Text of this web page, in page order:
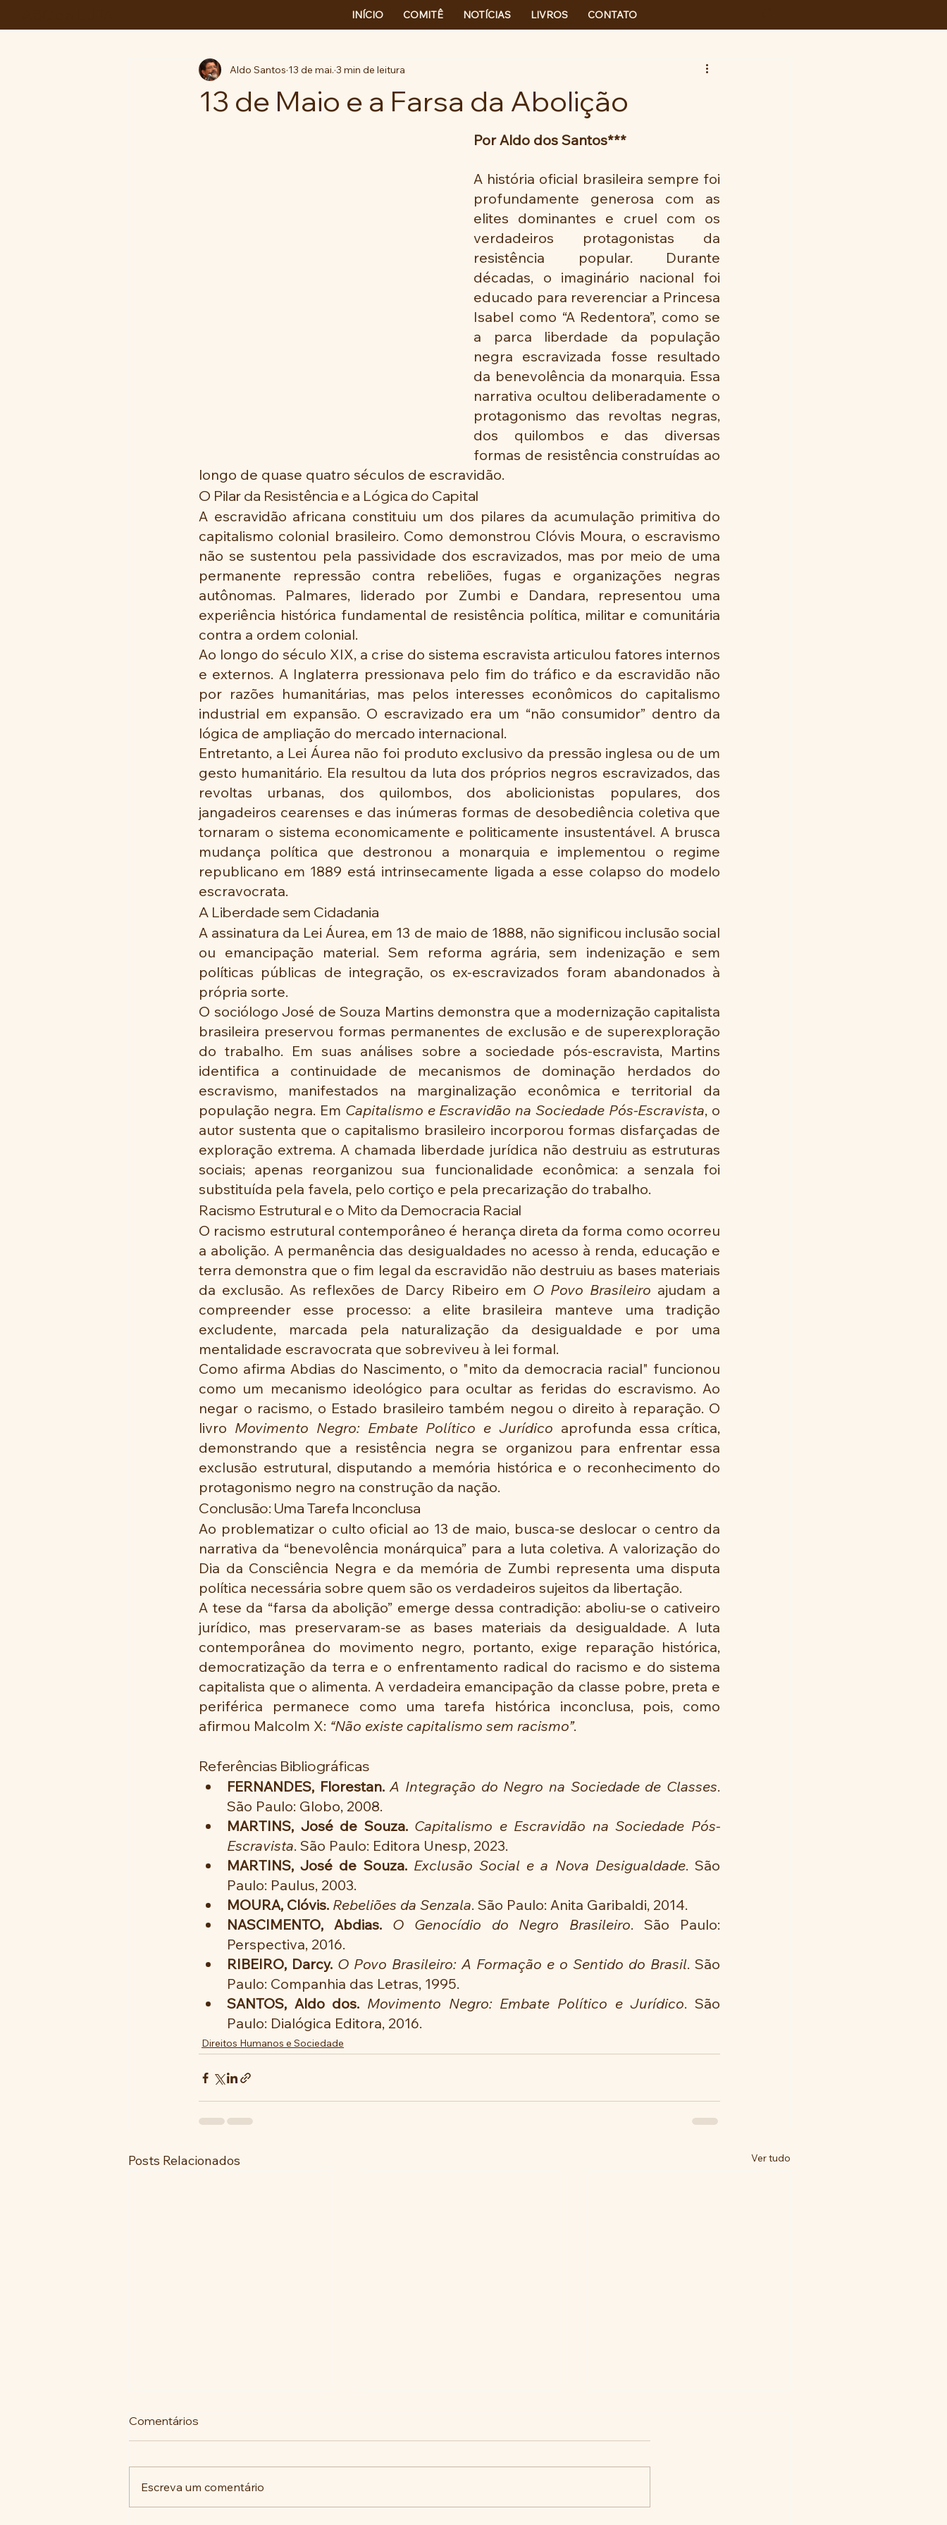
INÍCIO COMITÊ NOTÍCIAS LIVROS CONTATO
13 de Maio e a Farsa da Abolição
Aldo Santos 13 de mai. 3 min de leitura
Por Aldo dos Santos***
A história oficial brasileira sempre foi
profundamente generosa com as
elites dominantes e cruel com os
verdadeiros protagonistas da
resistência popular. Durante
décadas, o imaginário nacional foi
educado para reverenciar a Princesa
Isabel como “A Redentora”, como se
a parca liberdade da população
negra escravizada fosse resultado
da benevolência da monarquia. Essa
narrativa ocultou deliberadamente o
protagonismo das revoltas negras,
dos quilombos e das diversas
formas de resistência construídas ao
longo de quase quatro séculos de escravidão.
O Pilar da Resistência e a Lógica do Capital
A escravidão africana constituiu um dos pilares da acumulação primitiva do
capitalismo colonial brasileiro. Como demonstrou Clóvis Moura, o escravismo
não se sustentou pela passividade dos escravizados, mas por meio de uma
permanente repressão contra rebeliões, fugas e organizações negras
autônomas. Palmares, liderado por Zumbi e Dandara, representou uma
experiência histórica fundamental de resistência política, militar e comunitária
contra a ordem colonial.
Ao longo do século XIX, a crise do sistema escravista articulou fatores internos
e externos. A Inglaterra pressionava pelo fim do tráfico e da escravidão não
por razões humanitárias, mas pelos interesses econômicos do capitalismo
industrial em expansão. O escravizado era um “não consumidor” dentro da
lógica de ampliação do mercado internacional.
Entretanto, a Lei Áurea não foi produto exclusivo da pressão inglesa ou de um
gesto humanitário. Ela resultou da luta dos próprios negros escravizados, das
revoltas urbanas, dos quilombos, dos abolicionistas populares, dos
jangadeiros cearenses e das inúmeras formas de desobediência coletiva que
tornaram o sistema economicamente e politicamente insustentável. A brusca
mudança política que destronou a monarquia e implementou o regime
republicano em 1889 está intrinsecamente ligada a esse colapso do modelo
escravocrata.
A Liberdade sem Cidadania
A assinatura da Lei Áurea, em 13 de maio de 1888, não significou inclusão social
ou emancipação material. Sem reforma agrária, sem indenização e sem
políticas públicas de integração, os ex-escravizados foram abandonados à
própria sorte.
O sociólogo José de Souza Martins demonstra que a modernização capitalista
brasileira preservou formas permanentes de exclusão e de superexploração
do trabalho. Em suas análises sobre a sociedade pós-escravista, Martins
identifica a continuidade de mecanismos de dominação herdados do
escravismo, manifestados na marginalização econômica e territorial da
população negra. Em Capitalismo e Escravidão na Sociedade Pós-Escravista, o
autor sustenta que o capitalismo brasileiro incorporou formas disfarçadas de
exploração extrema. A chamada liberdade jurídica não destruiu as estruturas
sociais; apenas reorganizou sua funcionalidade econômica: a senzala foi
substituída pela favela, pelo cortiço e pela precarização do trabalho.
Racismo Estrutural e o Mito da Democracia Racial
O racismo estrutural contemporâneo é herança direta da forma como ocorreu
a abolição. A permanência das desigualdades no acesso à renda, educação e
terra demonstra que o fim legal da escravidão não destruiu as bases materiais
da exclusão. As reflexões de Darcy Ribeiro em O Povo Brasileiro ajudam a
compreender esse processo: a elite brasileira manteve uma tradição
excludente, marcada pela naturalização da desigualdade e por uma
mentalidade escravocrata que sobreviveu à lei formal.
Como afirma Abdias do Nascimento, o "mito da democracia racial" funcionou
como um mecanismo ideológico para ocultar as feridas do escravismo. Ao
negar o racismo, o Estado brasileiro também negou o direito à reparação. O
livro Movimento Negro: Embate Político e Jurídico aprofunda essa crítica,
demonstrando que a resistência negra se organizou para enfrentar essa
exclusão estrutural, disputando a memória histórica e o reconhecimento do
protagonismo negro na construção da nação.
Conclusão: Uma Tarefa Inconclusa
Ao problematizar o culto oficial ao 13 de maio, busca-se deslocar o centro da
narrativa da “benevolência monárquica” para a luta coletiva. A valorização do
Dia da Consciência Negra e da memória de Zumbi representa uma disputa
política necessária sobre quem são os verdadeiros sujeitos da libertação.
A tese da “farsa da abolição” emerge dessa contradição: aboliu-se o cativeiro
jurídico, mas preservaram-se as bases materiais da desigualdade. A luta
contemporânea do movimento negro, portanto, exige reparação histórica,
democratização da terra e o enfrentamento radical do racismo e do sistema
capitalista que o alimenta. A verdadeira emancipação da classe pobre, preta e
periférica permanece como uma tarefa histórica inconclusa, pois, como
afirmou Malcolm X: “Não existe capitalismo sem racismo”.
Referências Bibliográficas
FERNANDES, Florestan. A Integração do Negro na Sociedade de Classes.
São Paulo: Globo, 2008.
MARTINS, José de Souza. Capitalismo e Escravidão na Sociedade Pós-
Escravista. São Paulo: Editora Unesp, 2023.
MARTINS, José de Souza. Exclusão Social e a Nova Desigualdade. São
Paulo: Paulus, 2003.
MOURA, Clóvis. Rebeliões da Senzala. São Paulo: Anita Garibaldi, 2014.
NASCIMENTO, Abdias.
O Genocídio do Negro Brasileiro. São Paulo:
Perspectiva, 2016.
RIBEIRO, Darcy. O Povo Brasileiro: A Formação e o Sentido do Brasil. São
Paulo: Companhia das Letras, 1995.
SANTOS, Aldo dos. Movimento Negro: Embate Político e Jurídico. São
Paulo: Dialógica Editora, 2016.
Direitos Humanos e Sociedade
Posts Relacionados Ver tudo
Comentários
Escreva um comentário